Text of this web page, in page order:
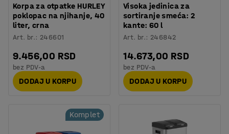
Korpa za otpatke HURLEY
poklopac na njihanje, 40
liter, crna
Art. br.: 246601
9.456,00 RSD
bez PDV-a
DODAJ U KORPU
Visoka jedinica za
sortiranje smeća: 2
kante: 60 l
Art. br.: 246842
14.673,00 RSD
bez PDV-a
DODAJ U KORPU
Komplet